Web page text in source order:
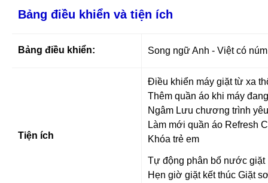
Bảng điều khiển và tiện ích
Bảng điều khiển: Song ngữ Anh - Việt có
Tiện ích
Điều khiển máy giặt từ xa
Thêm quần áo khi máy
Ngâm Lưu chương trình
Làm mới quần áo Refresh
Khóa trẻ em
Tự động phân bổ nước
Hẹn giờ giặt kết thúc Giặt